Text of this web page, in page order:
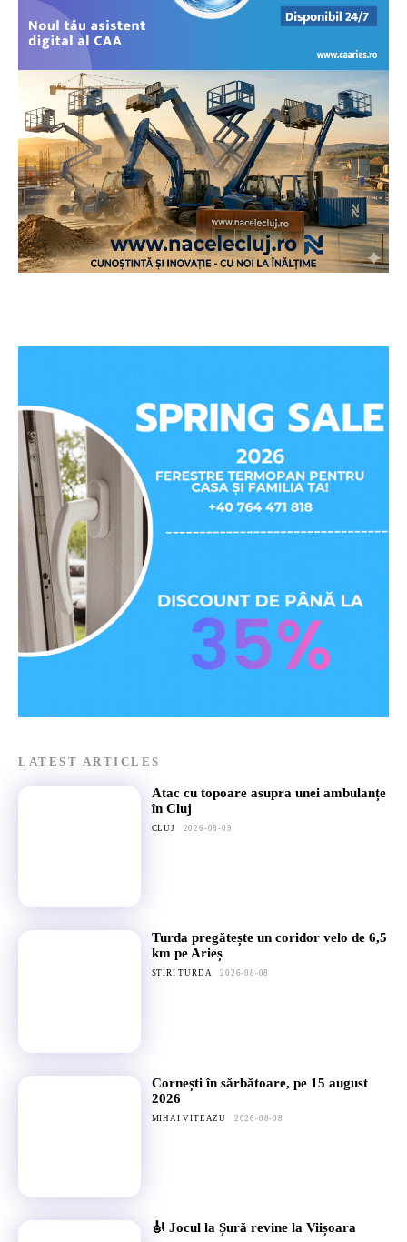
LATEST ARTICLES
Atac cu topoare asupra unei ambulanțe
în Cluj
CLUJ 2026-08-09
Turda pregătește un coridor velo de 6,5
km pe Arieș
ȘTIRI TURDA 2026-08-08
Cornești în sărbătoare, pe 15 august
2026
MIHAI VITEAZU 2026-08-08
🎻 Jocul la Șură revine la Viișoara